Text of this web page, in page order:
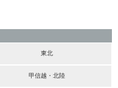
東北
甲信越・北陸